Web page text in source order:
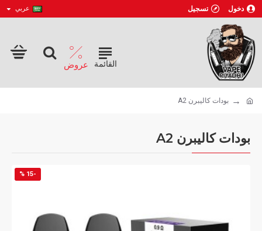
دخول تسجيل عربي
بودات كاليبرن A2
بودات كاليبرن A2
-15 %